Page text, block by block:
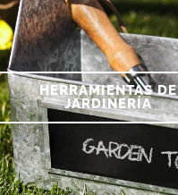
HERRAMIENTAS DE
JARDINERÍA